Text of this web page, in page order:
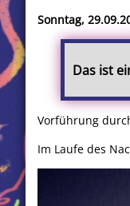
Sonntag,
Das ist
Vorführung
Im Laufe des